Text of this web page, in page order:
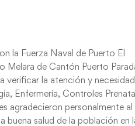
la Fuerza Naval de Puerto El
Melara de Cantón Puerto
verificar la atención y
Enfermería, Controles
agradecieron personalmente al
buena salud de la población en